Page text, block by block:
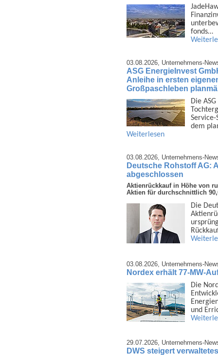
fonds…
03.08.2026, Unternehmens-
ASG EnergieInvest
Anleihe in ersten
Großpaschleben
Die
Service-
dem
Weiterlesen
03.08.2026, Unternehmens-
Deutsche Rohstoff AG:
abgeschlossen
Aktienrückkauf in Höhe von
Aktien für durchschnittlich
Die
03.08.2026, Unternehmens-
Nordex erhält 77-MW-
Die
und
29.07.2026, Unternehmens-
DWS steigert